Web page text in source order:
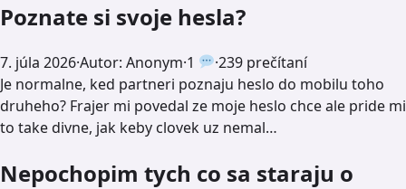
Poznate si svoje hesla?
7. júla 2026·Autor: Anonym·1 ·239 prečítaní
Je normalne, ked partneri poznaju heslo do mobilu toho
druheho? Frajer mi povedal ze moje heslo chce ale pride mi
to take divne, jak keby clovek uz nemal…
Nepochopim tych co sa staraju o